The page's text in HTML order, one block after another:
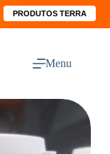
PRODUTOS TERRA
Menu